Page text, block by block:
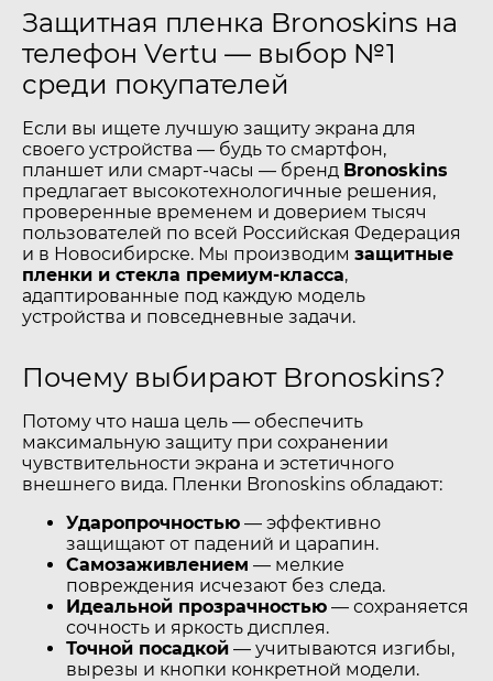
Защитная пленка Bronoskins на
телефон Vertu — выбор №1
среди покупателей
Если вы ищете лучшую защиту экрана для
своего устройства — будь то смартфон,
планшет или смарт-часы — бренд Bronoskins
предлагает высокотехнологичные решения,
проверенные временем и доверием тысяч
пользователей по всей Российская Федерация
и в Новосибирске. Мы производим защитные
пленки и стекла премиум-класса,
адаптированные под каждую модель
устройства и повседневные задачи.
Почему выбирают Bronoskins?
Потому что наша цель — обеспечить
максимальную защиту при сохранении
чувствительности экрана и эстетичного
внешнего вида. Пленки Bronoskins обладают:
Ударопрочностью — эффективно
защищают от падений и царапин.
Самозаживлением — мелкие
повреждения исчезают без следа.
Идеальной прозрачностью — сохраняется
сочность и яркость дисплея.
Точной посадкой — учитываются изгибы,
вырезы и кнопки конкретной модели.